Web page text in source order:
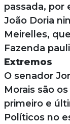
passada, por
João Doria
Meirelles,
Fazenda
Extremos
O senador
Morais são
primeiro e
Políticos no